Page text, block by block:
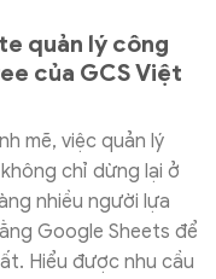
quản lý công
của GCS Việt
mẽ, việc quản lý
chỉ dừng lại ở
nhiều người lựa
Google Sheets để
Hiểu được nhu cầu